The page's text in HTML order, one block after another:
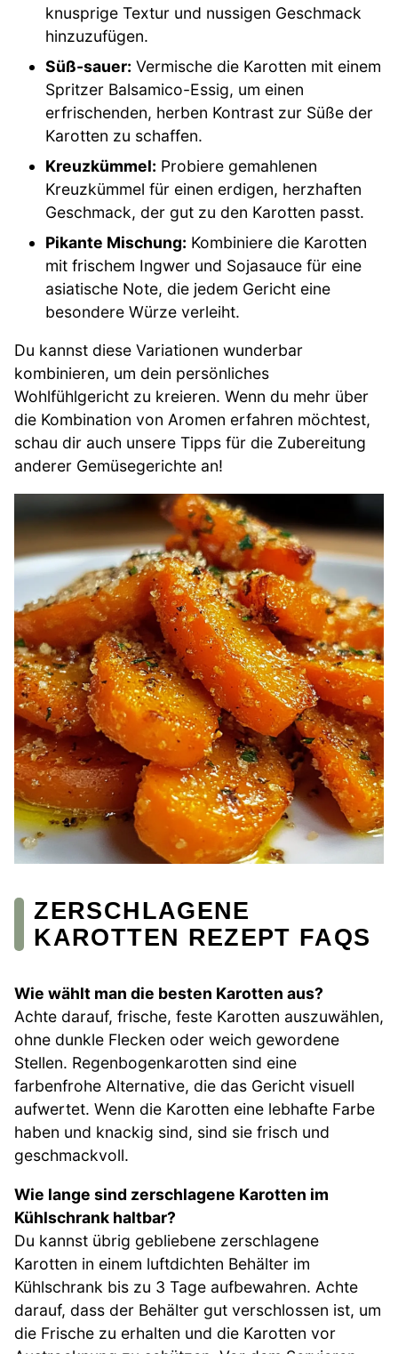
knusprige Textur und nussigen Geschmack
hinzuzufügen.
Süß-sauer: Vermische die Karotten mit einem
Spritzer Balsamico-Essig, um einen
erfrischenden, herben Kontrast zur Süße der
Karotten zu schaffen.
Kreuzkümmel: Probiere gemahlenen
Kreuzkümmel für einen erdigen, herzhaften
Geschmack, der gut zu den Karotten passt.
Pikante Mischung: Kombiniere die Karotten
mit frischem Ingwer und Sojasauce für eine
asiatische Note, die jedem Gericht eine
besondere Würze verleiht.
Du kannst diese Variationen wunderbar
kombinieren, um dein persönliches
Wohlfühlgericht zu kreieren. Wenn du mehr über
die Kombination von Aromen erfahren möchtest,
schau dir auch unsere Tipps für die Zubereitung
anderer Gemüsegerichte an!
ZERSCHLAGENE
KAROTTEN REZEPT FAQS
Wie wählt man die besten Karotten aus?
Achte darauf, frische, feste Karotten auszuwählen,
ohne dunkle Flecken oder weich gewordene
Stellen. Regenbogenkarotten sind eine
farbenfrohe Alternative, die das Gericht visuell
aufwertet. Wenn die Karotten eine lebhafte Farbe
haben und knackig sind, sind sie frisch und
geschmackvoll.
Wie lange sind zerschlagene Karotten im
Kühlschrank haltbar?
Du kannst übrig gebliebene zerschlagene
Karotten in einem luftdichten Behälter im
Kühlschrank bis zu 3 Tage aufbewahren. Achte
darauf, dass der Behälter gut verschlossen ist, um
die Frische zu erhalten und die Karotten vor